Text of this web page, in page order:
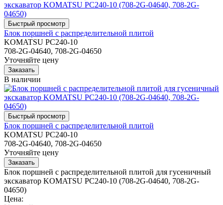
Блок поршней c распределительной плитой
KOMATSU PC240-10
708-2G-04640, 708-2G-04650
Уточняйте цену
В наличии
Блок поршней c распределительной плитой
KOMATSU PC240-10
708-2G-04640, 708-2G-04650
Уточняйте цену
Блок поршней c распределительной плитой для гусеничный
экскаватор KOMATSU PC240-10 (708-2G-04640, 708-2G-
04650)
Цена: